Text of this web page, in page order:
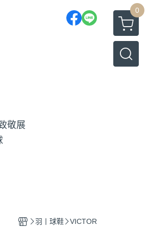
0
敬展
羽丨球鞋 VICTOR